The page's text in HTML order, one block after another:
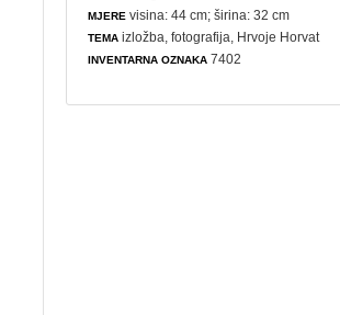
MJERE visina: 44 cm; širina: 32 cm
TEMA izložba ,fotografija , Hrvoje Horvat
INVENTARNA OZNAKA 7402